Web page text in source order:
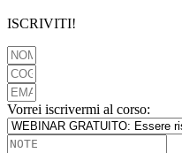
ISCRIVITI!
Vorrei iscrivermi al corso: